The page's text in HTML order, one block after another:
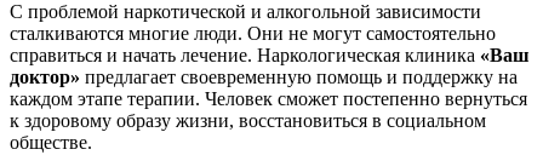
С проблемой наркотической и алкогольной зависимости
сталкиваются многие люди. Они не могут самостоятельно
справиться и начать лечение. Наркологическая клиника «Ваш
доктор» предлагает своевременную помощь и поддержку на
каждом этапе терапии. Человек сможет постепенно вернуться
к здоровому образу жизни, восстановиться в социальном
обществе.